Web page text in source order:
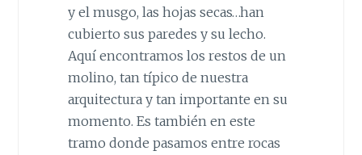
y el musgo, las hojas secas…han
cubierto sus paredes y su lecho.
Aquí encontramos los restos de un
molino, tan típico de nuestra
arquitectura y tan importante en su
momento. Es también en este
tramo donde pasamos entre rocas